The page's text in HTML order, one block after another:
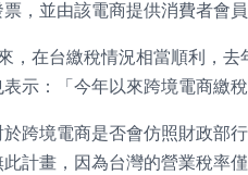
，並由該電商提供消費者會員
，在台繳稅情況相當順利，
示：「今年以來跨境電商繳
跨境電商是否會仿照財政部
此計畫，因為台灣的營業稅率